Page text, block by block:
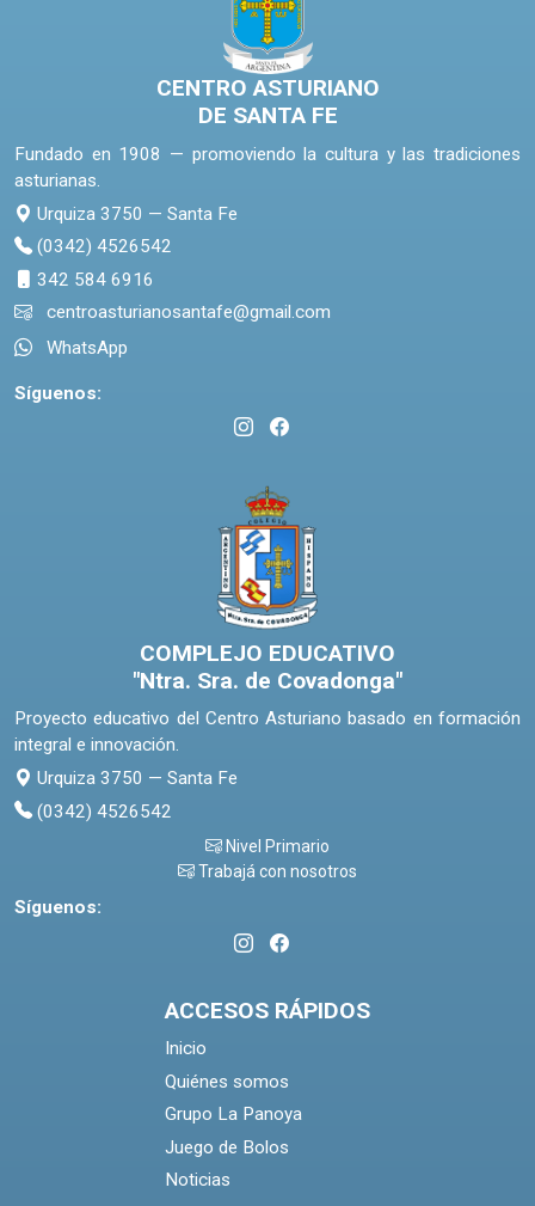
CENTRO ASTURIANO
DE SANTA FE
Fundado en 1908 — promoviendo la cultura y las tradiciones
asturianas.
Urquiza 3750 — Santa Fe
(0342) 4526542
342 584 6916
centroasturianosantafe@gmail.com
WhatsApp
Síguenos:
COMPLEJO EDUCATIVO
"Ntra. Sra. de Covadonga"
Proyecto educativo del Centro Asturiano basado en formación
integral e innovación.
Urquiza 3750 — Santa Fe
(0342) 4526542
Nivel Primario
Trabajá con nosotros
Síguenos:
ACCESOS RÁPIDOS
Inicio
Quiénes somos
Grupo La Panoya
Juego de Bolos
Noticias